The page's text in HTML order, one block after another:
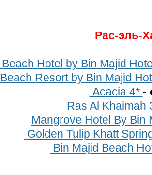
Рас-эль-
Beach Hotel by Bin Majid
Beach Resort by Bin Majid
Acacia 4* -
Ras Al Khaimah
Mangrove Hotel By Bin
Golden Tulip Khatt
Bin Majid Beach